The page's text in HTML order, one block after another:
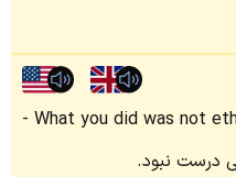
What you did was not
درست نبود.